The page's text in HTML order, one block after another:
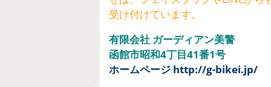
受け付けています。
有限会社 ガーディアン美警
函館市昭和4丁目41番1号
ホームページ http://g-bikei.jp/